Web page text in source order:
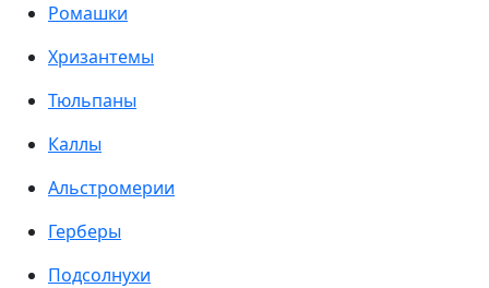
Ромашки
Хризантемы
Тюльпаны
Каллы
Альстромерии
Герберы
Подсолнухи